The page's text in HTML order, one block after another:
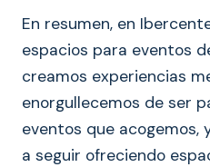
En resumen, en
espacios para eventos
creamos experiencias
enorgullecemos de ser
eventos que acogemos,
a seguir ofreciendo